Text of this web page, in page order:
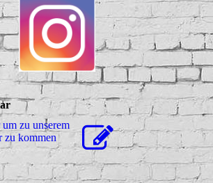
zu unserem
zu kommen